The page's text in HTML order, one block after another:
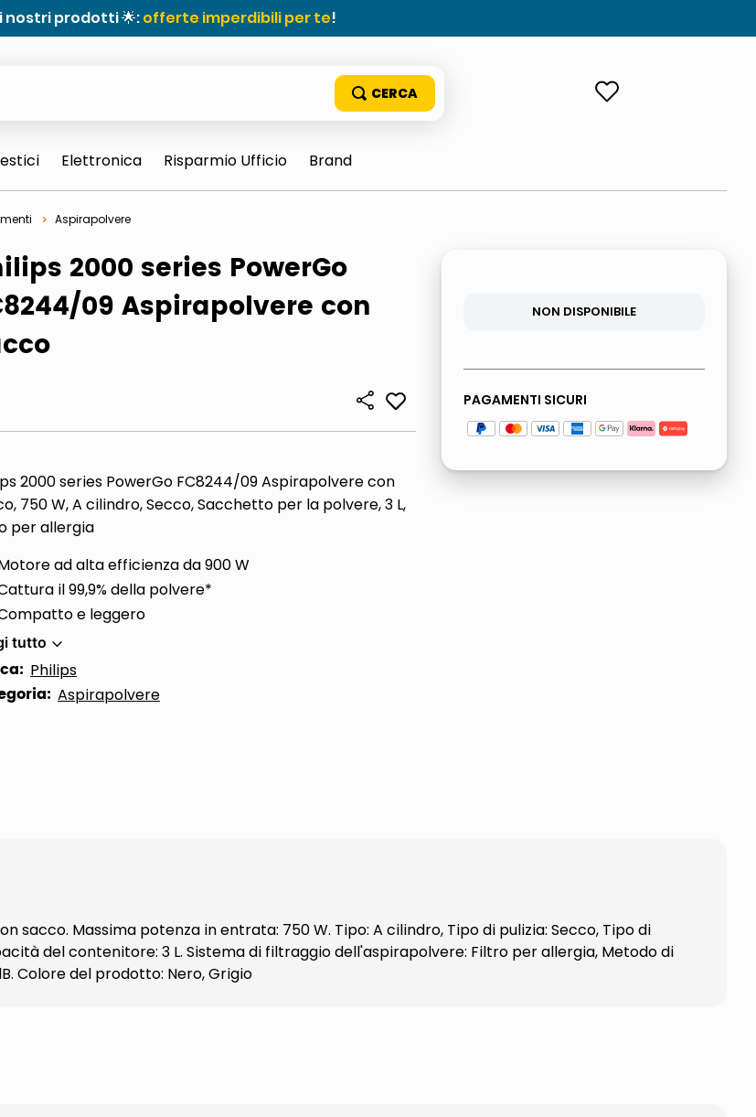
nostri prodotti 🌟:offerte imperdibili per te!
sun
Elettronica Risparmio Ufficio Brand
Aspirapolvere
2000 series PowerGo
09 Aspirapolvere con
2000 series PowerGo FC8244/09 Aspirapolvere con
750 W, A cilindro, Secco, Sacchetto per la polvere, 3 L,
per allergia
ad alta efficienza da 900 W
il 99,9% della polvere*
e leggero
tutto
Philips
Aspirapolvere
NON DISPONIBILE
PAGAMENTI SICURI
sacco. Massima potenza in entrata: 750 W. Tipo: A cilindro, Tipo di pulizia: Secco, Tipo di
del contenitore: 3 L. Sistema di filtraggio dell'aspirapolvere: Filtro per allergia, Metodo di
Colore del prodotto: Nero, Grigio